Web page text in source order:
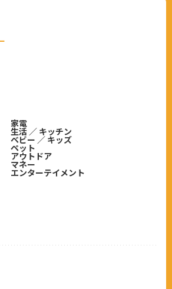
家電
生活 ／ キッチン
ベビー ／ キッズ
ペット
アウトドア
マネー
エンターテイメント